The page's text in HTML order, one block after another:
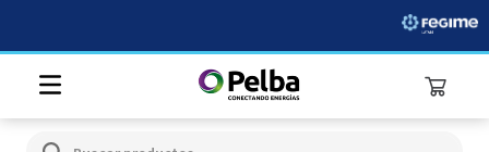
Buscar productos...